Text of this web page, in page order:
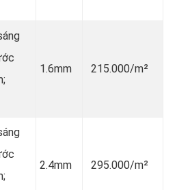
1.6mm 215.000/m²
2.4mm 295.000/m²